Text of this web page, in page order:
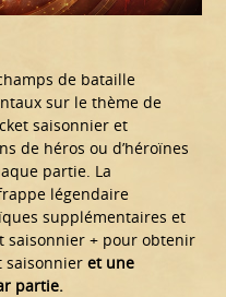
de bataille
sur le thème de
saisonnier et
de héros ou d’héroïnes
partie. La
légendaire
supplémentaires et
saisonnier + pour obtenir
saisonnieret une
partie.